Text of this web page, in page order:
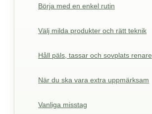
Börja med en enkel rutin
Välj milda produkter och rätt teknik
Håll päls, tassar och sovplats renare
När du ska vara extra uppmärksam
Vanliga misstag